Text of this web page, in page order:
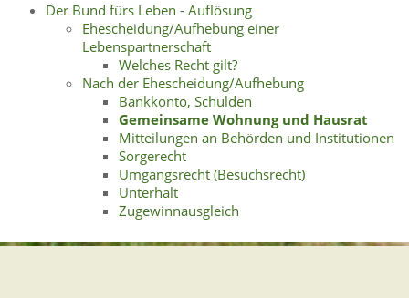
Der Bund fürs Leben - Auflösung
Ehescheidung/Aufhebung einer
Lebenspartnerschaft
Welches Recht gilt?
Nach der Ehescheidung/Aufhebung
Bankkonto, Schulden
Gemeinsame Wohnung und Hausrat
Mitteilungen an Behörden und Institutionen
Sorgerecht
Umgangsrecht (Besuchsrecht)
Unterhalt
Zugewinnausgleich